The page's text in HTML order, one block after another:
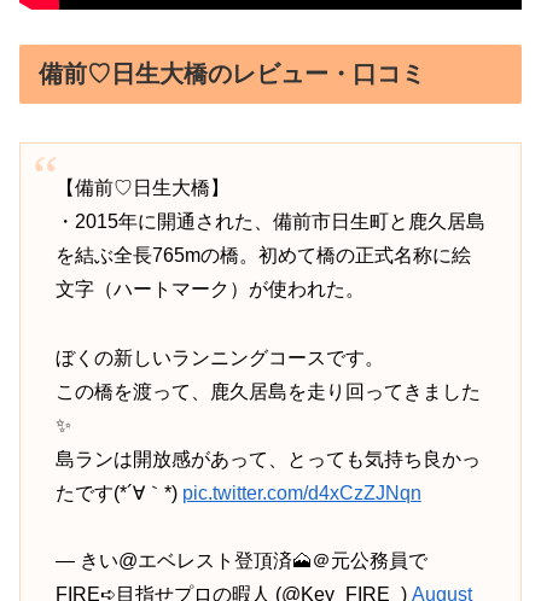
備前♡日生大橋のレビュー・口コミ
【備前♡日生大橋】
・2015年に開通された、備前市日生町と鹿久居島
を結ぶ全長765mの橋。初めて橋の正式名称に絵
文字（ハートマーク）が使われた。
ぼくの新しいランニングコースです。
この橋を渡って、鹿久居島を走り回ってきました
✨
島ランは開放感があって、とっても気持ち良かっ
たです(*´∀｀*) pic.twitter.com/d4xCzZJNqn
— きい@エベレスト登頂済🗻＠元公務員で
FIRE➪目指せプロの暇人 (@Key_FIRE_) August